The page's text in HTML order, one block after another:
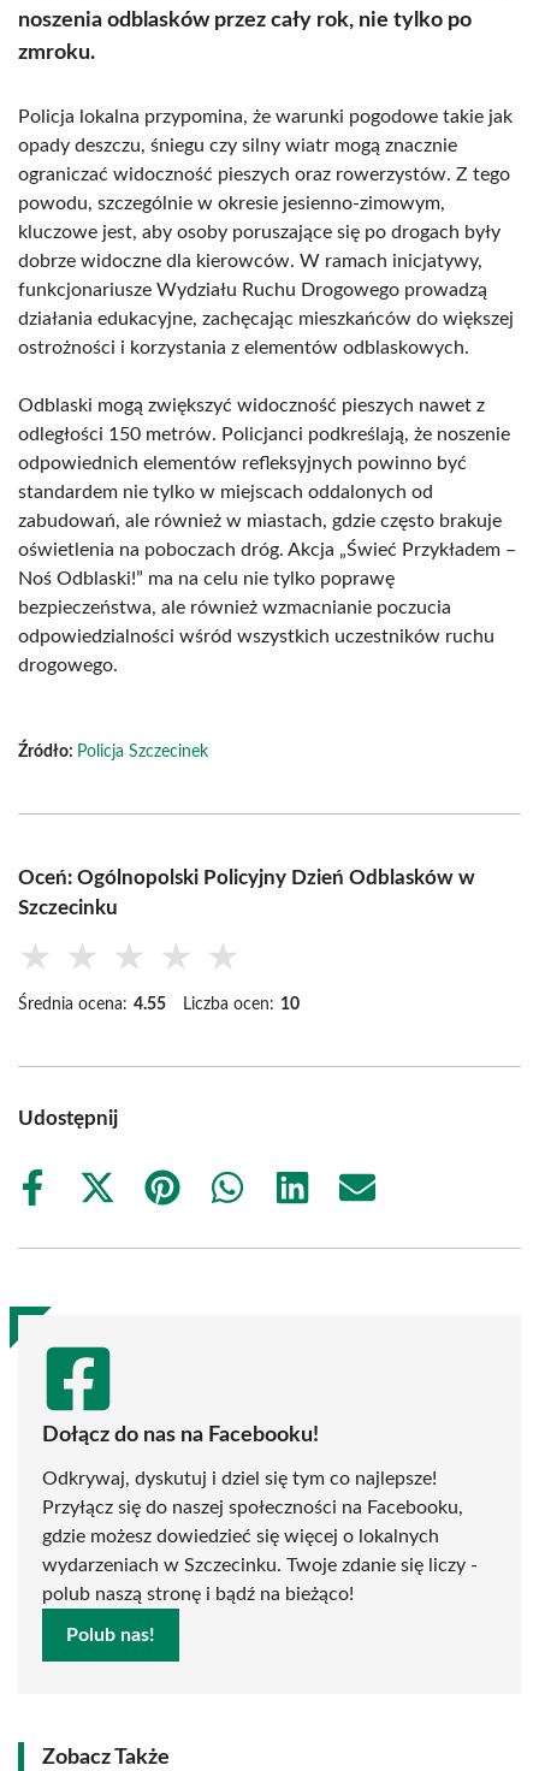
noszenia odblasków przez cały rok, nie tylko po
zmroku.
Policja lokalna przypomina, że warunki pogodowe takie jak
opady deszczu, śniegu czy silny wiatr mogą znacznie
ograniczać widoczność pieszych oraz rowerzystów. Z tego
powodu, szczególnie w okresie jesienno-zimowym,
kluczowe jest, aby osoby poruszające się po drogach były
dobrze widoczne dla kierowców. W ramach inicjatywy,
funkcjonariusze Wydziału Ruchu Drogowego prowadzą
działania edukacyjne, zachęcając mieszkańców do większej
ostrożności i korzystania z elementów odblaskowych.
Odblaski mogą zwiększyć widoczność pieszych nawet z
odległości 150 metrów. Policjanci podkreślają, że noszenie
odpowiednich elementów refleksyjnych powinno być
standardem nie tylko w miejscach oddalonych od
zabudowań, ale również w miastach, gdzie często brakuje
oświetlenia na poboczach dróg. Akcja „Świeć Przykładem –
Noś Odblaski!” ma na celu nie tylko poprawę
bezpieczeństwa, ale również wzmacnianie poczucia
odpowiedzialności wśród wszystkich uczestników ruchu
drogowego.
Źródło: Policja Szczecinek
Oceń: Ogólnopolski Policyjny Dzień Odblasków w
Szczecinku
★ ★ ★ ★ ★
Średnia ocena: 4.55 Liczba ocen: 10
Udostępnij
Share
Share
(Twitter)
Share
Share
Share
Share
Dołącz do nas na Facebooku!
Odkrywaj, dyskutuj i dziel się tym co najlepsze!
Przyłącz się do naszej społeczności na Facebooku,
gdzie możesz dowiedzieć się więcej o lokalnych
wydarzeniach w Szczecinku. Twoje zdanie się liczy -
polub naszą stronę i bądź na bieżąco!
Polub nas!
Zobacz Także